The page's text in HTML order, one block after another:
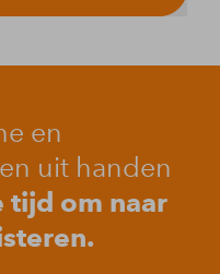
en
uit handen
tijd om naar